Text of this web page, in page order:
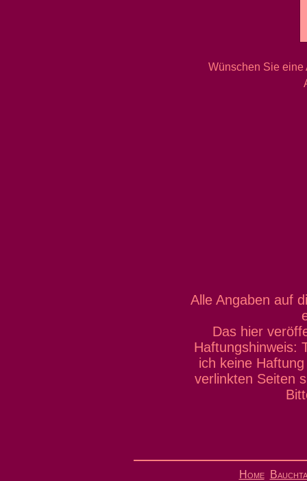
Wünschen Sie eine
Alle Angaben auf
Das hier
Haftungshinweis:
ich keine
verlinkten Seiten
Home